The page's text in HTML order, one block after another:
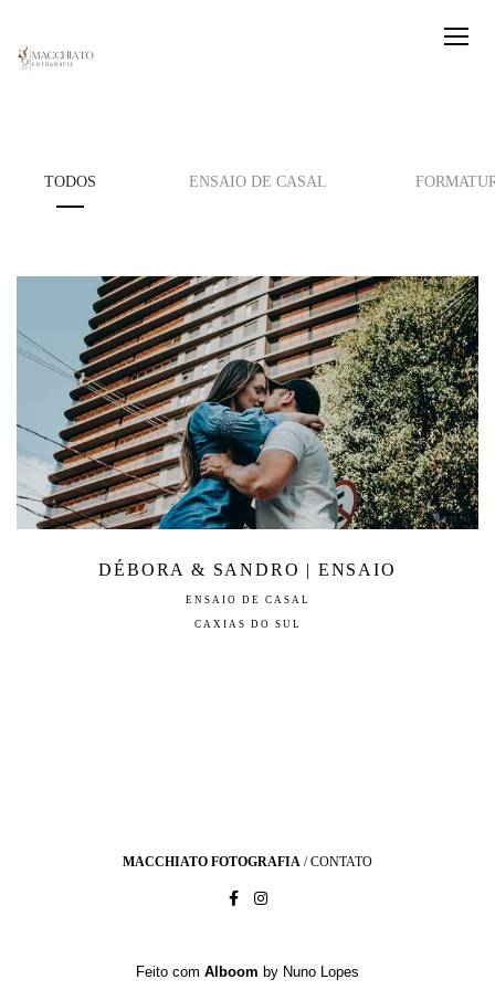
TODOS ENSAIO DE CASAL
DÉBORA & SANDRO | ENSAIO
ENSAIO DE CASAL
CAXIAS DO SUL
MACCHIATO FOTOGRAFIA /CONTATO
Feito com Alboom by Nuno Lopes